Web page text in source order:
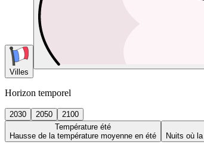
Villes
Horizon temporel
2030 2050
2100
Température été
Hausse de la température moyenne en été
Nuits où